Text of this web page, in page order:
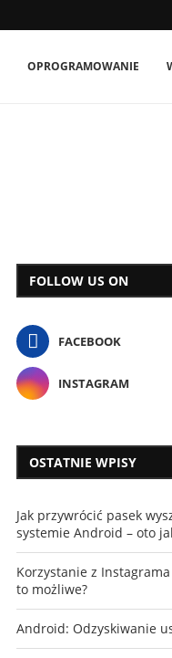
OPROGRAMOWANIE
FOLLOW US ON
FACEBOOK
INSTAGRAM
OSTATNIE WPISY
Jak przywrócić pasek
systemie Android – oto
Korzystanie z
to możliwe?
Android: Odzyskiwanie